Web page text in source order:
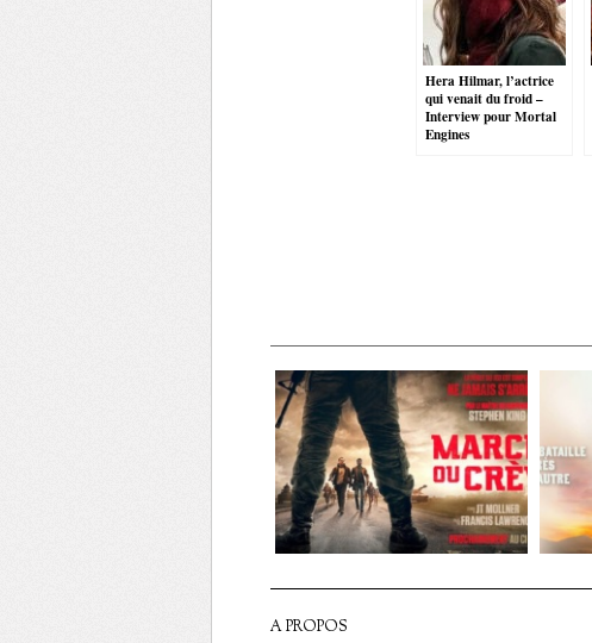
Hera Hilmar, l’actrice
qui venait du froid –
Interview pour Mortal
Engines
A PROPOS